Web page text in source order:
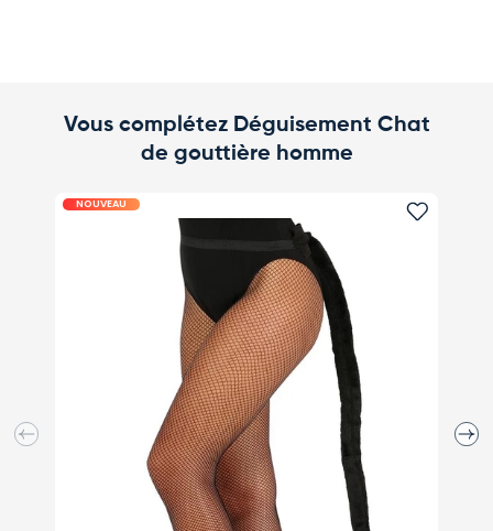
Vous complétez Déguisement Chat
de gouttière homme
NOUVEAU
Précédent